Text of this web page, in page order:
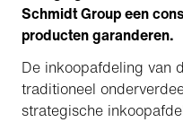
Schmidt Group een
producten garanderen.
De inkoopafdeling van
traditioneel
strategische